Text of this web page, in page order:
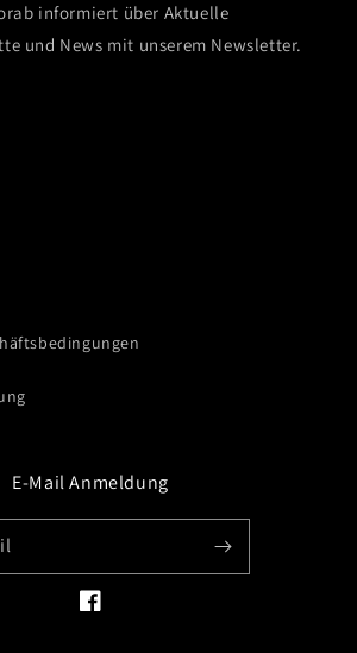
informiert über Aktuelle
und News mit unserem Newsletter.
E-Mail Anmeldung
Facebook